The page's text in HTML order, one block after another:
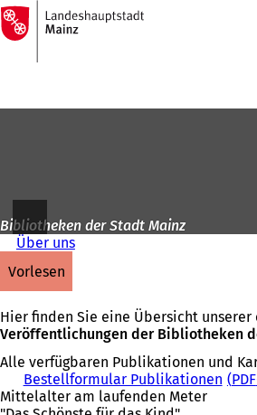
Inhalt anspringen
Zur
Startseite
Bibliotheken der Stadt Mainz
Über uns
vorlesen
Hier finden Sie eine Übersicht
Veröffentlichungen der Bibliotheken
Alle verfügbaren Publikationen und
Bestellformular Publikationen PDF
Mittelalter am laufenden Meter